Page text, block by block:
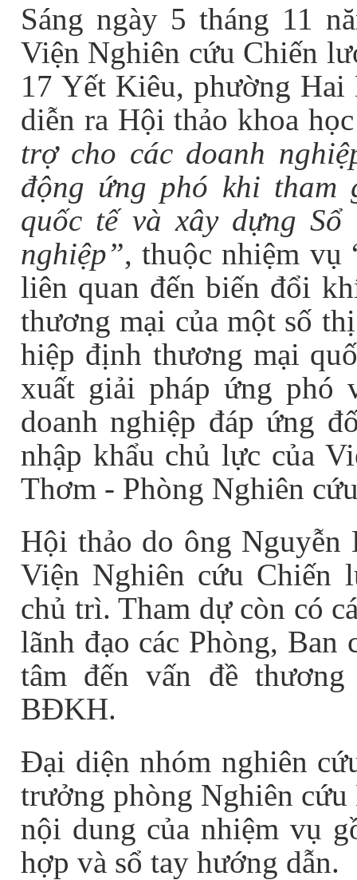
Sáng ngày 5 tháng 11
Viện Nghiên cứu Chiến
17 Yết Kiêu, phường
diễn ra Hội thảo khoa
trợ cho các doanh
động ứng phó khi tham
quốc tế và xây dựng
nghiệp”, thuộc nhiệm vụ
liên quan đến biến đổi
thương mại của một số
hiệp định thương mại
xuất giải pháp ứng phó
doanh nghiệp đáp ứng
nhập khẩu chủ lực của
Thơm - Phòng Nghiên
Hội thảo do ông Nguyễn
Viện Nghiên cứu Chiến
chủ trì. Tham dự còn có
lãnh đạo các Phòng, Ban
tâm đến vấn đề
BĐKH.
Đại diện nhóm nghiên
trưởng phòng Nghiên
nội dung của nhiệm vụ
hợp và sổ tay hướng dẫn.